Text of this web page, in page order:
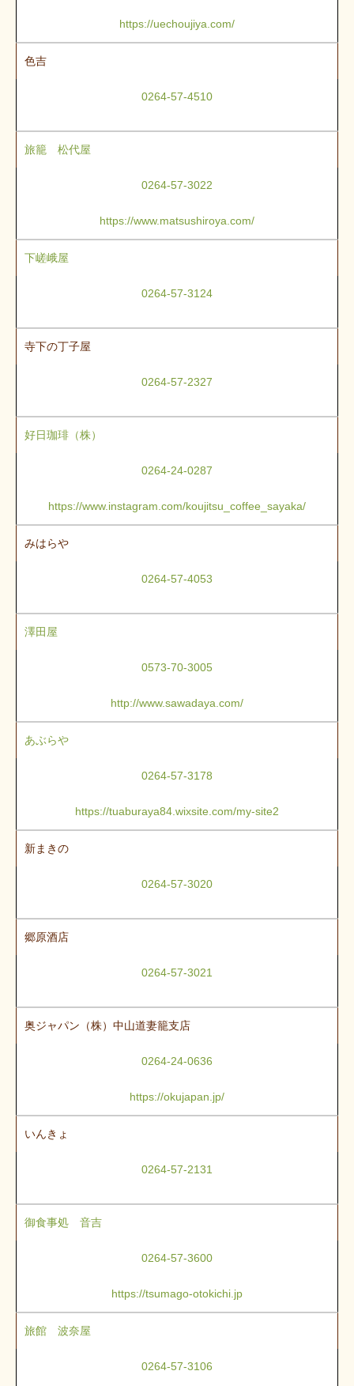
https://uechoujiya.com/
色吉
0264-57-4510
旅籠 松代屋
0264-57-3022
https://www.matsushiroya.com/
下嵯峨屋
0264-57-3124
寺下の丁子屋
0264-57-2327
好日珈琲（株）
0264-24-0287
https://www.instagram.com/koujitsu_coffee_sayaka/
みはらや
0264-57-4053
澤田屋
0573-70-3005
http://www.sawadaya.com/
あぶらや
0264-57-3178
https://tuaburaya84.wixsite.com/my-site2
新まきの
0264-57-3020
郷原酒店
0264-57-3021
奥ジャパン（株）中山道妻籠支店
0264-24-0636
https://okujapan.jp/
いんきょ
0264-57-2131
御食事処 音吉
0264-57-3600
https://tsumago-otokichi.jp
旅館 波奈屋
0264-57-3106